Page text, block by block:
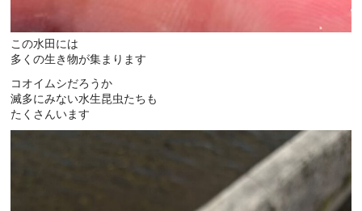
この水田には
多くの生き物が集まります
コオイムシだろうか
滅多にみない水生昆虫たちも
たくさんいます